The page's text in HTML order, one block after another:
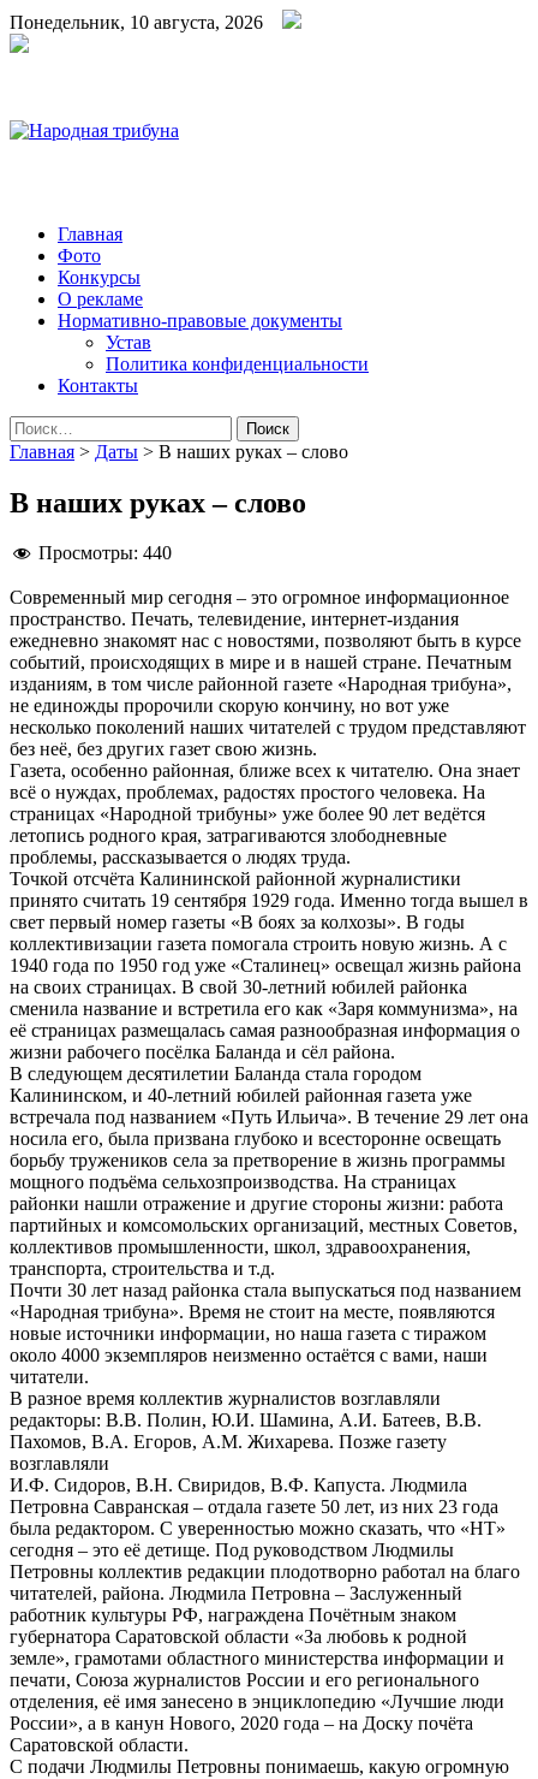
Понедельник, 10 августа, 2026
Народная трибуна
Калининская районная газета
Главная
Фото
Конкурсы
О рекламе
Нормативно-правовые документы
Устав
Политика конфиденциальности
Контакты
Найти:
Главная > Даты > В наших руках – слово
В наших руках – слово
Просмотры: 440
Современный мир сегодня – это огромное информационное
пространство. Печать, телевидение, интернет-издания
ежедневно знакомят нас с новостями, позволяют быть в курсе
событий, происходящих в мире и в нашей стране. Печатным
изданиям, в том числе районной газете «Народная трибуна»,
не единожды пророчили скорую кончину, но вот уже
несколько поколений наших читателей с трудом представляют
без неё, без других газет свою жизнь.
Газета, особенно районная, ближе всех к читателю. Она знает
всё о нуждах, проблемах, радостях простого человека. На
страницах «Народной трибуны» уже более 90 лет ведётся
летопись родного края, затрагиваются злободневные
проблемы, рассказывается о людях труда.
Точкой отсчёта Калининской районной журналистики
принято считать 19 сентября 1929 года. Именно тогда вышел в
свет первый номер газеты «В боях за колхозы». В годы
коллективизации газета помогала строить новую жизнь. А с
1940 года по 1950 год уже «Сталинец» освещал жизнь района
на своих страницах. В свой 30-летний юбилей районка
сменила название и встретила его как «Заря коммунизма», на
её страницах размещалась самая разнообразная информация о
жизни рабочего посёлка Баланда и сёл района.
В следующем десятилетии Баланда стала городом
Калининском, и 40-летний юбилей районная газета уже
встречала под названием «Путь Ильича». В течение 29 лет она
носила его, была призвана глубоко и всесторонне освещать
борьбу тружеников села за претворение в жизнь программы
мощного подъёма сельхозпроизводства. На страницах
районки нашли отражение и другие стороны жизни: работа
партийных и комсомольских организаций, местных Советов,
коллективов промышленности, школ, здравоохранения,
транспорта, строительства и т.д.
Почти 30 лет назад районка стала выпускаться под названием
«Народная трибуна». Время не стоит на месте, появляются
новые источники информации, но наша газета с тиражом
около 4000 экземпляров неизменно остаётся с вами, наши
читатели.
В разное время коллектив журналистов возглавляли
редакторы: В.В. Полин, Ю.И. Шамина, А.И. Батеев, В.В.
Пахомов, В.А. Егоров, А.М. Жихарева. Позже газету
возглавляли
И.Ф. Сидоров, В.Н. Свиридов, В.Ф. Капуста. Людмила
Петровна Савранская – отдала газете 50 лет, из них 23 года
была редактором. С уверенностью можно сказать, что «НТ»
сегодня – это её детище. Под руководством Людмилы
Петровны коллектив редакции плодотворно работал на благо
читателей, района. Людмила Петровна – Заслуженный
работник культуры РФ, награждена Почётным знаком
губернатора Саратовской области «За любовь к родной
земле», грамотами областного министерства информации и
печати, Союза журналистов России и его регионального
отделения, её имя занесено в энциклопедию «Лучшие люди
России», а в канун Нового, 2020 года – на Доску почёта
Саратовской области.
С подачи Людмилы Петровны понимаешь, какую огромную